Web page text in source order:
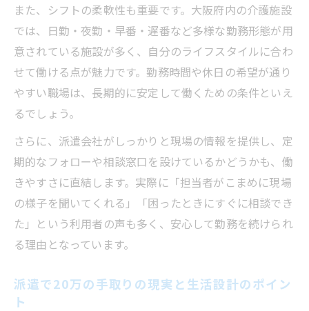
また、シフトの柔軟性も重要です。大阪府内の介護施設
では、日勤・夜勤・早番・遅番など多様な勤務形態が用
意されている施設が多く、自分のライフスタイルに合わ
せて働ける点が魅力です。勤務時間や休日の希望が通り
やすい職場は、長期的に安定して働くための条件といえ
るでしょう。
さらに、派遣会社がしっかりと現場の情報を提供し、定
期的なフォローや相談窓口を設けているかどうかも、働
きやすさに直結します。実際に「担当者がこまめに現場
の様子を聞いてくれる」「困ったときにすぐに相談でき
た」という利用者の声も多く、安心して勤務を続けられ
る理由となっています。
派遣で20万の手取りの現実と生活設計のポイン
ト